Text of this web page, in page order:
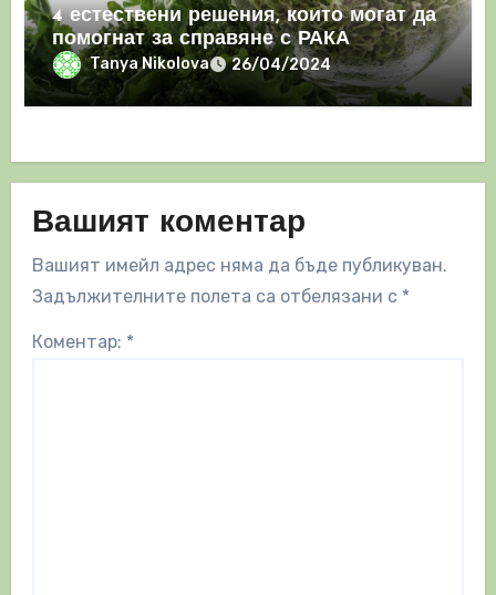
4 естествени решения, които могат да
помогнат за справяне с РАКА
Tanya Nikolova 26/04/2024
Вашият коментар
Вашият имейл адрес няма да бъде публикуван.
Задължителните полета са отбелязани с *
Коментар: *